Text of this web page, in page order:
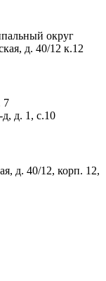
округ
д. 40/12 к.12
7
д. 1, с.10
д. 40/12, корп. 12,